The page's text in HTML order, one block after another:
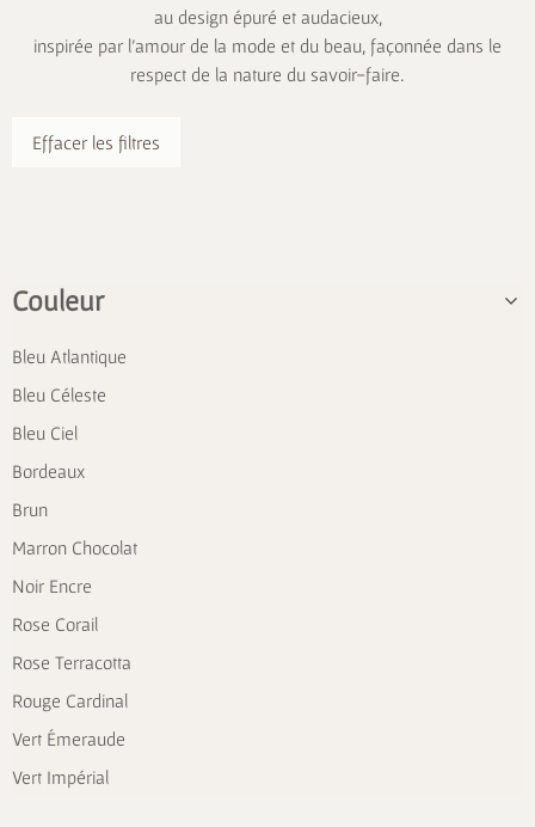
au design épuré et audacieux,
inspirée par l’amour de la mode et du beau, façonnée dans le
respect de la nature du savoir-faire.
Effacer les filtres
Couleur
Bleu Atlantique
Bleu Céleste
Bleu Ciel
Bordeaux
Brun
Marron Chocolat
Noir Encre
Rose Corail
Rose Terracotta
Rouge Cardinal
Vert Émeraude
Vert Impérial